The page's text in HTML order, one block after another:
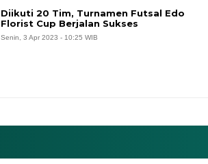
Diikuti 20 Tim, Turnamen Futsal Edo
Florist Cup Berjalan Sukses
Senin, 3 Apr 2023 - 10:25 WIB